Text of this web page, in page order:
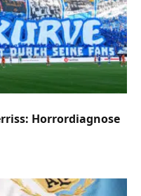
Horrordiagnose